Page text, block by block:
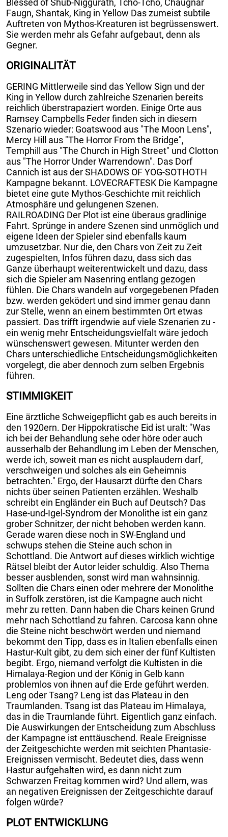
Blessed of Shub-Niggurath, Tcho-Tcho, Chaugnar
Faugn, Shantak, King in Yellow Das zumeist subtile
Auftreten von Mythos-Kreaturen ist begrüssenswert.
Sie werden mehr als Gefahr aufgebaut, denn als
Gegner.
ORIGINALITÄT
GERING Mittlerweile sind das Yellow Sign und der
King in Yellow durch zahlreiche Szenarien bereits
reichlich überstrapaziert worden. Einige Orte aus
Ramsey Campbells Feder finden sich in diesem
Szenario wieder: Goatswood aus "The Moon Lens",
Mercy Hill aus "The Horror From the Bridge",
Temphill aus "The Church in High Street" und Clotton
aus "The Horror Under Warrendown". Das Dorf
Cannich ist aus der SHADOWS OF YOG-SOTHOTH
Kampagne bekannt. LOVECRAFTESK Die Kampagne
bietet eine gute Mythos-Geschichte mit reichlich
Atmosphäre und gelungenen Szenen.
RAILROADING Der Plot ist eine überaus gradlinige
Fahrt. Sprünge in andere Szenen sind unmöglich und
eigene Ideen der Spieler sind ebenfalls kaum
umzusetzbar. Nur die, den Chars von Zeit zu Zeit
zugespielten, Infos führen dazu, dass sich das
Ganze überhaupt weiterentwickelt und dazu, dass
sich die Spieler am Nasenring entlang gezogen
fühlen. Die Chars wandeln auf vorgegebenen Pfaden
bzw. werden geködert und sind immer genau dann
zur Stelle, wenn an einem bestimmten Ort etwas
passiert. Das trifft irgendwie auf viele Szenarien zu -
ein wenig mehr Entscheidungsvielfalt wäre jedoch
wünschenswert gewesen. Mitunter werden den
Chars unterschiedliche Entscheidungsmöglichkeiten
vorgelegt, die aber dennoch zum selben Ergebnis
führen.
STIMMIGKEIT
Eine ärztliche Schweigepflicht gab es auch bereits in
den 1920ern. Der Hippokratische Eid ist uralt: "Was
ich bei der Behandlung sehe oder höre oder auch
ausserhalb der Behandlung im Leben der Menschen,
werde ich, soweit man es nicht ausplaudern darf,
verschweigen und solches als ein Geheimnis
betrachten." Ergo, der Hausarzt dürfte den Chars
nichts über seinen Patienten erzählen. Weshalb
schreibt ein Engländer ein Buch auf Deutsch? Das
Hase-und-Igel-Syndrom der Monolithe ist ein ganz
grober Schnitzer, der nicht behoben werden kann.
Gerade waren diese noch in SW-England und
schwups stehen die Steine auch schon in
Schottland. Die Antwort auf dieses wirklich wichtige
Rätsel bleibt der Autor leider schuldig. Also Thema
besser ausblenden, sonst wird man wahnsinnig.
Sollten die Chars einen oder mehrere der Monolithe
in Suffolk zerstören, ist die Kampagne auch nicht
mehr zu retten. Dann haben die Chars keinen Grund
mehr nach Schottland zu fahren. Carcosa kann ohne
die Steine nicht beschwört werden und niemand
bekommt den Tipp, dass es in Italien ebenfalls einen
Hastur-Kult gibt, zu dem sich einer der fünf Kultisten
begibt. Ergo, niemand verfolgt die Kultisten in die
Himalaya-Region und der König in Gelb kann
problemlos von ihnen auf die Erde geführt werden.
Leng oder Tsang? Leng ist das Plateau in den
Traumlanden. Tsang ist das Plateau im Himalaya,
das in die Traumlande führt. Eigentlich ganz einfach.
Die Auswirkungen der Entscheidung zum Abschluss
der Kampagne ist enttäuschend. Reale Ereignisse
der Zeitgeschichte werden mit seichten Phantasie-
Ereignissen vermischt. Bedeutet dies, dass wenn
Hastur aufgehalten wird, es dann nicht zum
Schwarzen Freitag kommen wird? Und allem, was
an negativen Ereignissen der Zeitgeschichte darauf
folgen würde?
PLOT ENTWICKLUNG